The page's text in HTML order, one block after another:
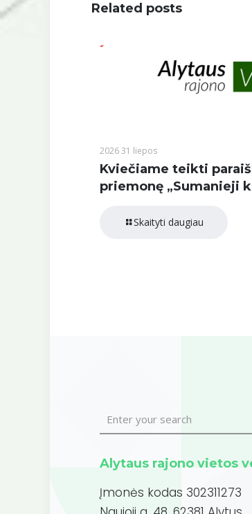
Related posts
2026 31 liepos
Kviečiame teikti
priemonę „Sumanieji
Skaityti daugiau
Alytaus rajono vietos
Įmonės kodas 302311273